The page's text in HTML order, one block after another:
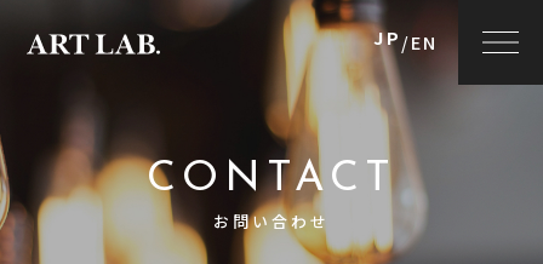
JP/EN
CONTACT
お問い合わせ